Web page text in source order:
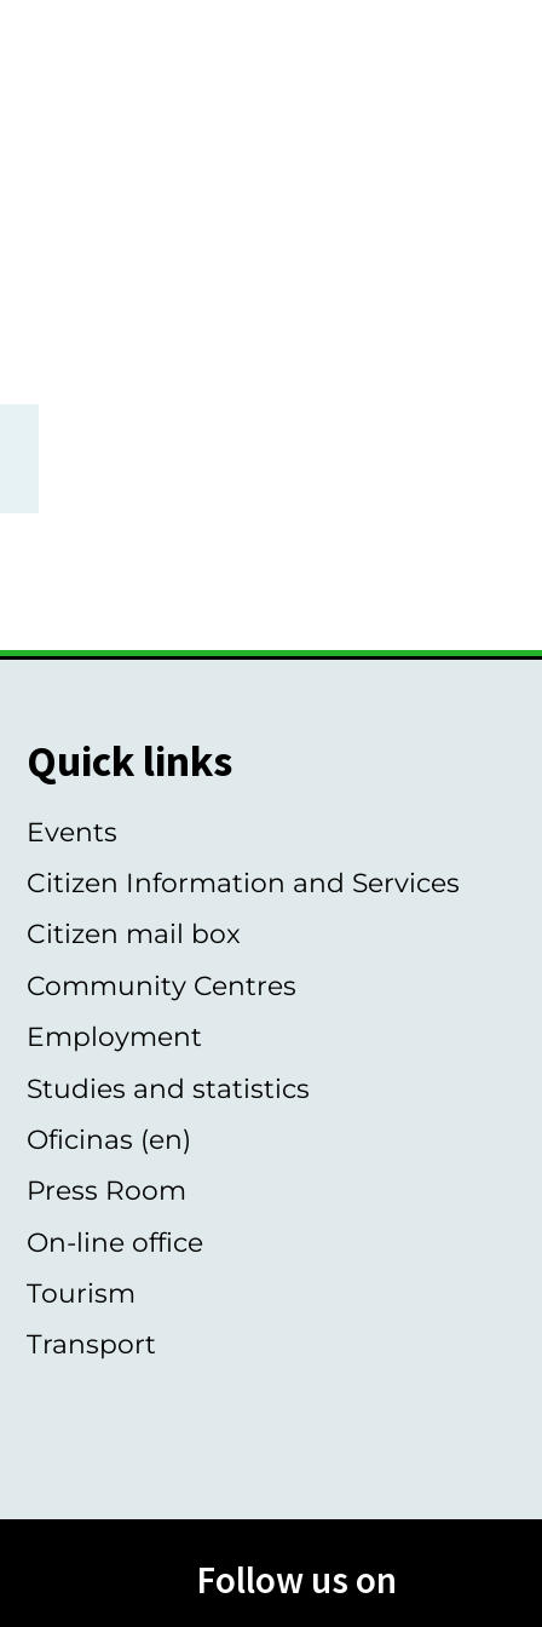
Quick links
Events
Citizen Information and Services
Citizen mail box
Community Centres
Employment
Studies and statistics
Oficinas (en)
Press Room
On-line office
Tourism
Transport
Follow us on